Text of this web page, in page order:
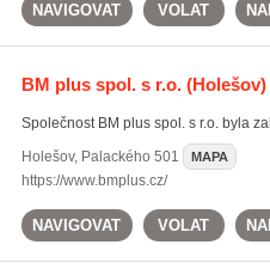
NAVIGOVAT VOLAT
BM plus spol. s r.o.(Holešov)
Společnost BM plus spol. s r.o. byla
Holešov, Palackého 501 MAPA
https://www.bmplus.cz/
NAVIGOVAT VOLAT